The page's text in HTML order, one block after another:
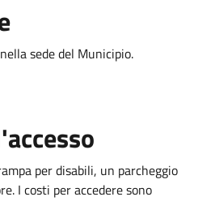
sede del Municipio.
per disabili, un parcheggio
I costi per accedere sono